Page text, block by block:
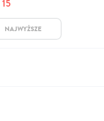
15
NAJWYŻSZE